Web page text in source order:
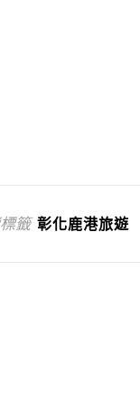
籤 彰化鹿港旅遊